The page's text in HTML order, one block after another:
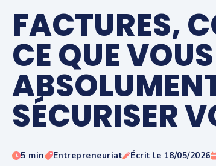
FACTURES,
CE QUE
SÉCURISER
5 min Entrepreneuriat Écrit le 18/05/2026